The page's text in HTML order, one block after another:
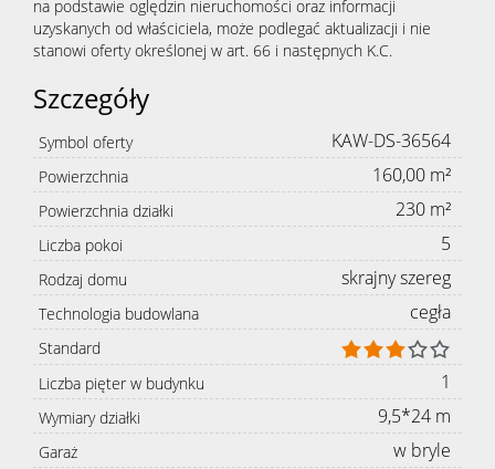
na podstawie oględzin nieruchomości oraz informacji
uzyskanych od właściciela, może podlegać aktualizacji i nie
stanowi oferty określonej w art. 66 i następnych K.C.
Szczegóły
Symbol oferty KAW-DS-36564
Powierzchnia 160,00 m²
Powierzchnia działki 230 m²
Liczba pokoi 5
Rodzaj domu skrajny szereg
Technologia budowlana cegła
Standard
Liczba pięter w budynku
1
Wymiary działki 9,5*24 m
Garaż w bryle